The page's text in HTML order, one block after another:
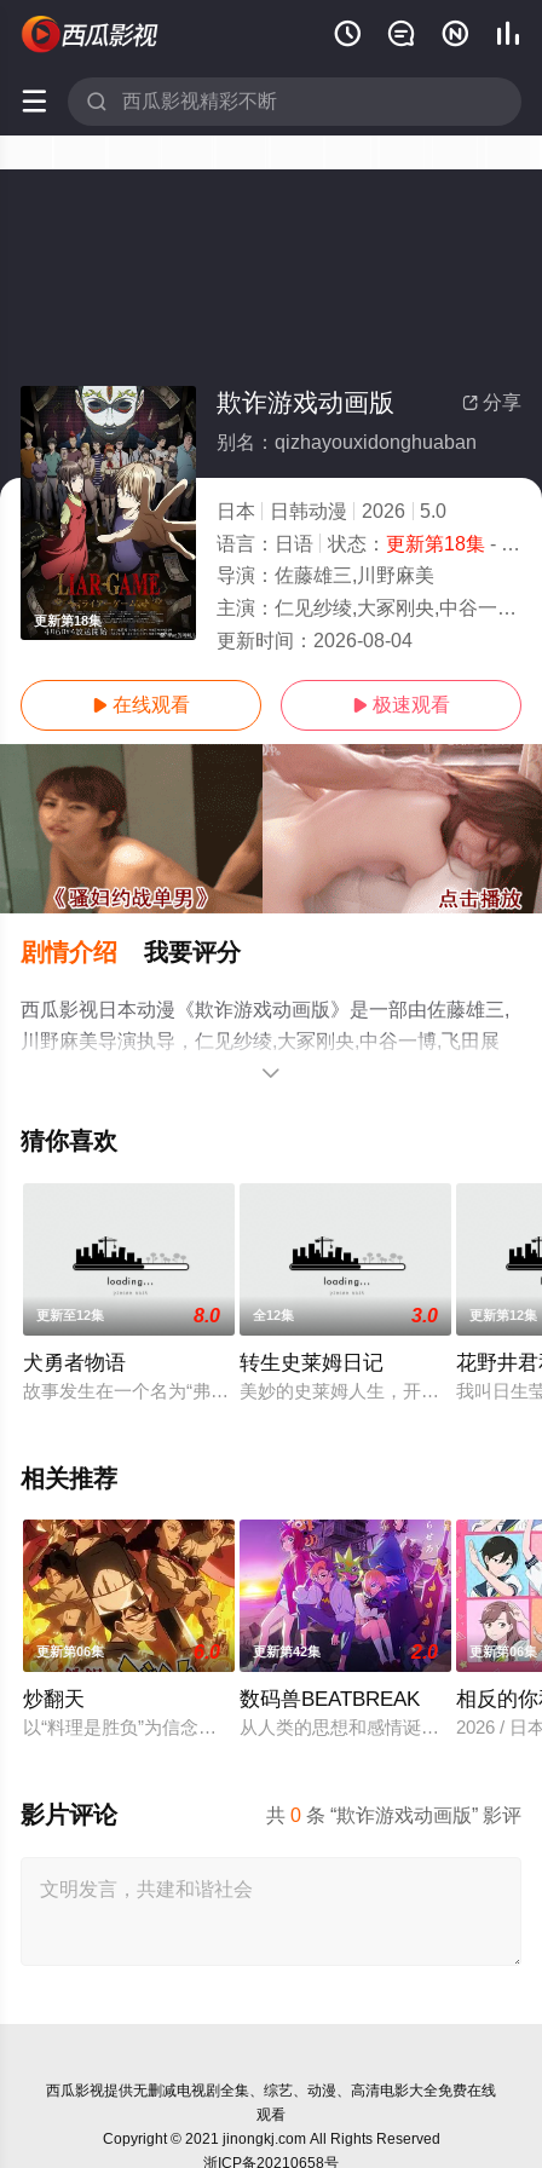
   
 
更新第18集
 分享
欺诈游戏动画版
别名：qizhayouxidonghuaban
日本 日韩动漫 2026
5.0
语言： 日语 状态： 更新第18集- 免费在线观看
导演： 佐藤雄三,川野麻美
主演： 仁见纱绫,大冢刚央,中谷一博,飞田展男,上田燿司
更新时间： 2026-08-04
 在线观看  极速观看
剧情介绍 我要评分
西瓜影视日本动漫《欺诈游戏动画版》是一部由佐藤雄三,
川野麻美导演执导，仁见纱绫,大冢刚央,中谷一博,飞田展
男,上田燿司等演员精彩演绎的日本动漫，手机免费观看高
移步至豆瓣动漫、电视猫或剧情网等平台了解。

猜你喜欢
更新至12集 8.0
犬勇者物语
故事发生在一个名为“弗洛尼尔德”的架空世界之中，迦雷特狮
全12集 3.0
转生史莱姆日记
美妙的史莱姆人生，开始了！“由于
更新第12集
花野井
我叫日生
相关推荐
更新第06集 6.0
炒翻天
以“料理是胜负”为信念、“中国菜霸王”秋山阶一郎的孙子秋山
更新第42集 2.0
数码兽BEATBREAK
从人类的思想和感情诞生的「e-脉冲
更新第06集
相反的
2026 / 日
共0 条 “欺诈游戏动画版” 影评
影片评论
西瓜影视提供无删减电视剧全集、综艺、动漫、高清电影大全免费在线
观看
Copyright © 2021 jinongkj.com All Rights Reserved
浙ICP备20210658号